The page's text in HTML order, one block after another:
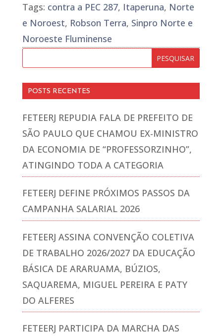
Tags: contra a PEC 287, Itaperuna, Norte
e Noroest, Robson Terra, Sinpro Norte e
Noroeste Fluminense
POSTS RECENTES
FETEERJ REPUDIA FALA DE PREFEITO DE
SÃO PAULO QUE CHAMOU EX-MINISTRO
DA ECONOMIA DE “PROFESSORZINHO”,
ATINGINDO TODA A CATEGORIA
FETEERJ DEFINE PRÓXIMOS PASSOS DA
CAMPANHA SALARIAL 2026
FETEERJ ASSINA CONVENÇÃO COLETIVA
DE TRABALHO 2026/2027 DA EDUCAÇÃO
BÁSICA DE ARARUAMA, BÚZIOS,
SAQUAREMA, MIGUEL PEREIRA E PATY
DO ALFERES
FETEERJ PARTICIPA DA MARCHA DAS